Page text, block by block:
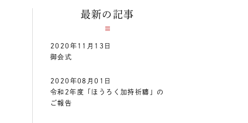
最新の記事
2020年11月13日
御会式
2020年08月01日
令和2年度「ほうろく加持祈禱」の
ご報告